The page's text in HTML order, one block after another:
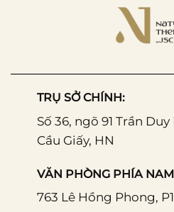
TRỤ SỞ CHÍNH:
Số 36, ngõ 91 Trần
Cầu Giấy, HN
VĂN PHÒNG PHÍA
763 Lê Hồng Phong,